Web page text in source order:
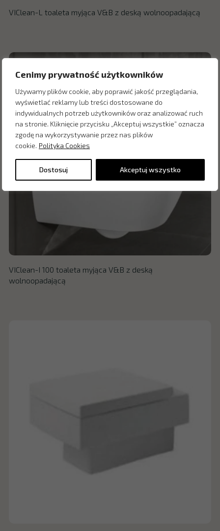
Cenimy prywatność użytkowników
Używamy plików cookie, aby poprawić jakość przeglądania,
wyświetlać reklamy lub treści dostosowane do
indywidualnych potrzeb użytkowników oraz analizować ruch
na stronie. Kliknięcie przycisku „Akceptuj wszystkie” oznacza
zgodę na wykorzystywanie przez nas plików
cookie. Polityka Cookies
Dostosuj Akceptuj wszystko
VIClean-L toaleta myjąca V&B z deską wolnoopadającą
VIClean-I 100 toaleta myjąca V&B z deską
wolnoopadającą